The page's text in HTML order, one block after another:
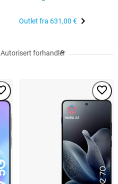
Outlet fra 631,00 €
Autorisert forhandler